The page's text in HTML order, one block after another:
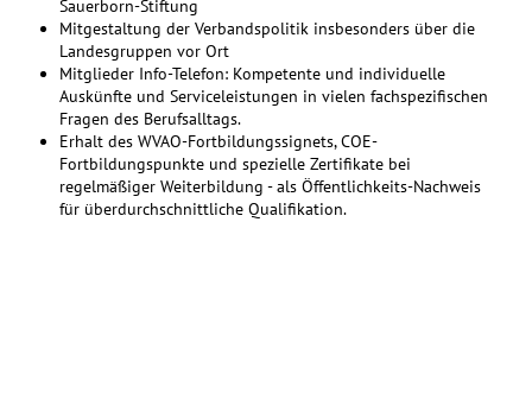
Sauerborn-Stiftung
Mitgestaltung der Verbandspolitik insbesonders über die
Landesgruppen vor Ort
Mitglieder Info-Telefon: Kompetente und individuelle
Auskünfte und Serviceleistungen in vielen fachspezifischen
Fragen des Berufsalltags.
Erhalt des WVAO-Fortbildungssignets, COE-
Fortbildungspunkte und spezielle Zertifikate bei
regelmäßiger Weiterbildung - als Öffentlichkeits-Nachweis
für überdurchschnittliche Qualifikation.